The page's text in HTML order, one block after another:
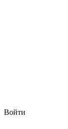
Войти